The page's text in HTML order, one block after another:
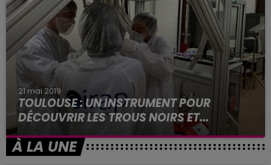
21 mai 2019
TOULOUSE : UN INSTRUMENT POUR
DÉCOUVRIR LES TROUS NOIRS ET...
Les scientifiques toulousains à la pointe de la
technologie dans le domaine spatial. D’ici 2032
À LA UNE